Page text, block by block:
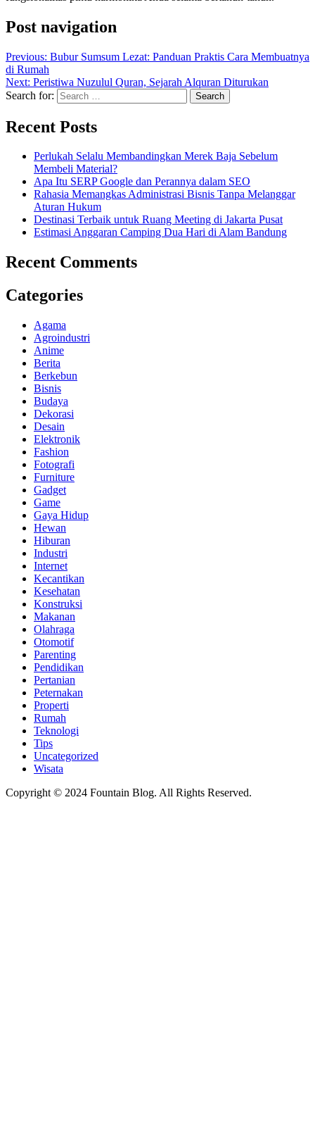
Post navigation
Previous: Bubur Sumsum Lezat: Panduan Praktis Cara Membuatnya
di Rumah
Next: Peristiwa Nuzulul Quran, Sejarah Alquran Diturukan
Search for:
Recent Posts
Perlukah Selalu Membandingkan Merek Baja Sebelum
Membeli Material?
Apa Itu SERP Google dan Perannya dalam SEO
Rahasia Memangkas Administrasi Bisnis Tanpa Melanggar
Aturan Hukum
Destinasi Terbaik untuk Ruang Meeting di Jakarta Pusat
Estimasi Anggaran Camping Dua Hari di Alam Bandung
Recent Comments
Categories
Agama
Agroindustri
Anime
Berita
Berkebun
Bisnis
Budaya
Dekorasi
Desain
Elektronik
Fashion
Fotografi
Furniture
Gadget
Game
Gaya Hidup
Hewan
Hiburan
Industri
Internet
Kecantikan
Kesehatan
Konstruksi
Makanan
Olahraga
Otomotif
Parenting
Pendidikan
Pertanian
Peternakan
Properti
Rumah
Teknologi
Tips
Uncategorized
Wisata
Copyright © 2024 Fountain Blog. All Rights Reserved.